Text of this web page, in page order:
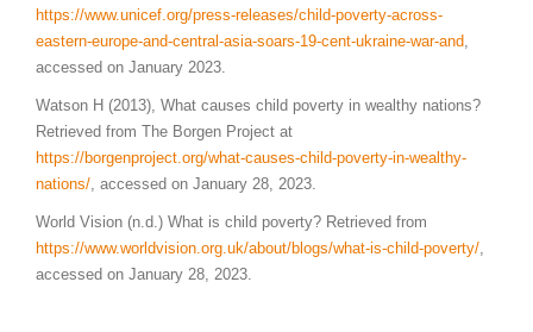
https://www.unicef.org/press-releases/child-poverty-across-
eastern-europe-and-central-asia-soars-19-cent-ukraine-war-and,
accessed on January 2023.
Watson H (2013), What causes child poverty in wealthy nations?
Retrieved from The Borgen Project at
https://borgenproject.org/what-causes-child-poverty-in-wealthy-
nations/, accessed on January 28, 2023.
World Vision (n.d.) What is child poverty? Retrieved from
https://www.worldvision.org.uk/about/blogs/what-is-child-poverty/,
accessed on January 28, 2023.